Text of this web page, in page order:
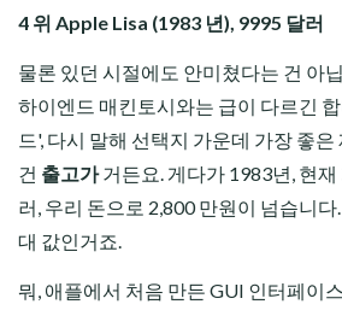
4 위 Apple Lisa (1983 년), 9995 달러
물론 있던 시절에도 안미쳤다는 건 아
하이엔드 매킨토시와는 급이 다르긴
드', 다시 말해 선택지 가운데 가장 좋
건 출고가거든요. 게다가 1983년, 현
러, 우리 돈으로 2,800 만원이 넘습니
대 값인거죠.
뭐, 애플에서 처음 만든 GUI 인터페이